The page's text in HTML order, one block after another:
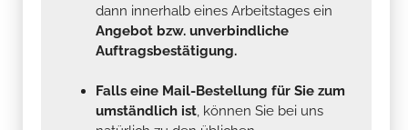
dann innerhalb eines Arbeitstages ein
Angebot bzw. unverbindliche
Auftragsbestätigung.
Falls eine Mail-Bestellung für Sie zum
umständlich ist, können Sie bei uns